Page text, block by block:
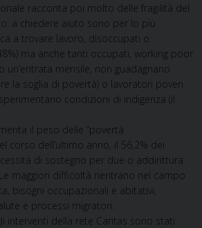
racconta poi molto delle fragilità del
a chiedere aiuto sono per lo più
a trovare lavoro, disoccupati o
ma anche tanti occupati, working poor
un’entrata mensile, non guadagnano
la soglia di povertà) o lavoratori poveri
condizioni di indigenza (il
il peso delle “povertà
corso dell’ultimo anno, il 56,2% dei
di sostegno per due o addirittura
maggiori difficoltà rientrano nel campo
bisogni occupazionali e abitativi,
e processi migratori.
interventi della rete Caritas sono stati